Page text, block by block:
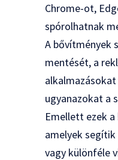
Chrome-ot,
spórolhatnak
A bővítmények
mentését, a
ugyanazokat a
Emellett ezek
amelyek
vagy különféle